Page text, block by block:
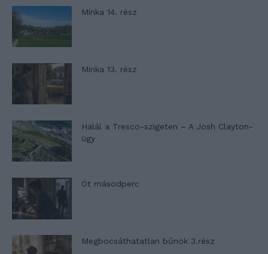
Minka 14. rész
Minka 13. rész
Halál a Tresco-szigeten – A Josh Clayton-
ügy
Öt másodperc
Megbocsáthatatlan bűnök 3.rész